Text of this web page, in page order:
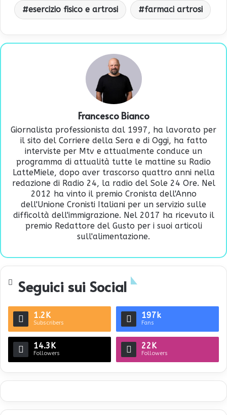
esercizio fisico e artrosi farmaci artrosi
Francesco Bianco
Giornalista professionista dal 1997, ha lavorato per
il sito del Corriere della Sera e di Oggi, ha fatto
interviste per Mtv e attualmente conduce un
programma di attualità tutte le mattine su Radio
LatteMiele, dopo aver trascorso quattro anni nella
redazione di Radio 24, la radio del Sole 24 Ore. Nel
2012 ha vinto il premio Cronista dell'Anno
dell'Unione Cronisti Italiani per un servizio sulle
difficoltà dell'immigrazione. Nel 2017 ha ricevuto il
premio Redattore del Gusto per i suoi articoli
sull'alimentazione.
Seguici sui Social
1.2K
Subscribers
197k
Fans
14.3K
Followers
22K
Followers